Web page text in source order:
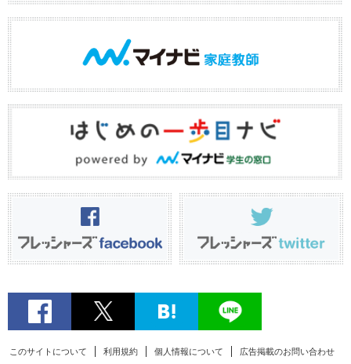
このサイトについて 利用規約 個人情報について 広告掲載のお問い合わせ